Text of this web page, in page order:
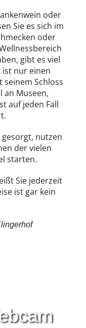
oder
Sie es sich im
oder
gibt es viel
ist nur einen
Schloss
an Museen,
auf jeden Fall
nutzen
der vielen
starten.
Sie jederzeit
ist gar kein